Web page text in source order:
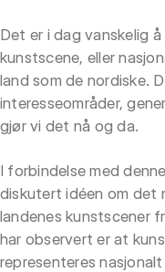
Det er i dag vanskelig
kunstscene, eller
land som de nordiske.
interesseområder,
gjør vi det nå og da.
I forbindelse med
diskutert idéen om det
landenes kunstscener
har observert er at
representeres